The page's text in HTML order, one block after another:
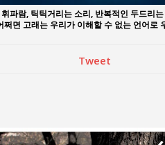
파람, 틱틱거리는 소리, 반복적인 두드리
쩌면 고래는 우리가 이해할 수 없는 언어로
Tweet